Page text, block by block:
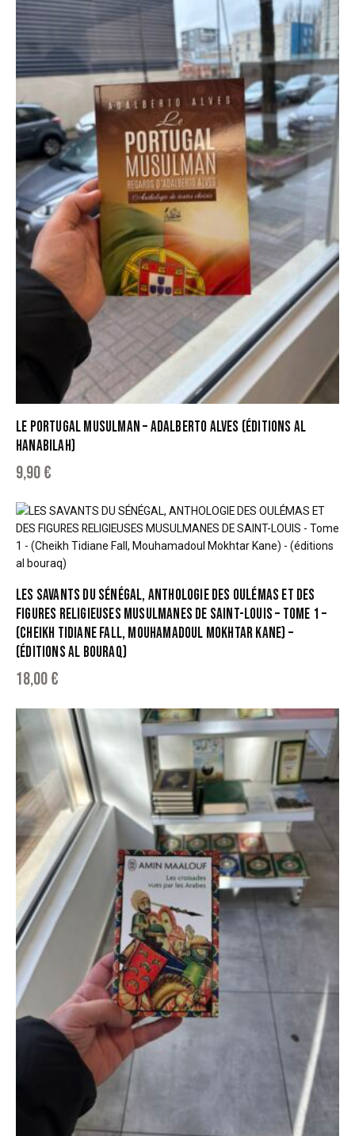
LE PORTUGAL MUSULMAN – ADALBERTO ALVES (ÉDITIONS AL
HANABILAH)
9,90€
LES SAVANTS DU SÉNÉGAL, ANTHOLOGIE DES OULÉMAS ET DES
FIGURES RELIGIEUSES MUSULMANES DE SAINT-LOUIS – TOME 1 –
(CHEIKH TIDIANE FALL, MOUHAMADOUL MOKHTAR KANE) –
(ÉDITIONS AL BOURAQ)
18,00€